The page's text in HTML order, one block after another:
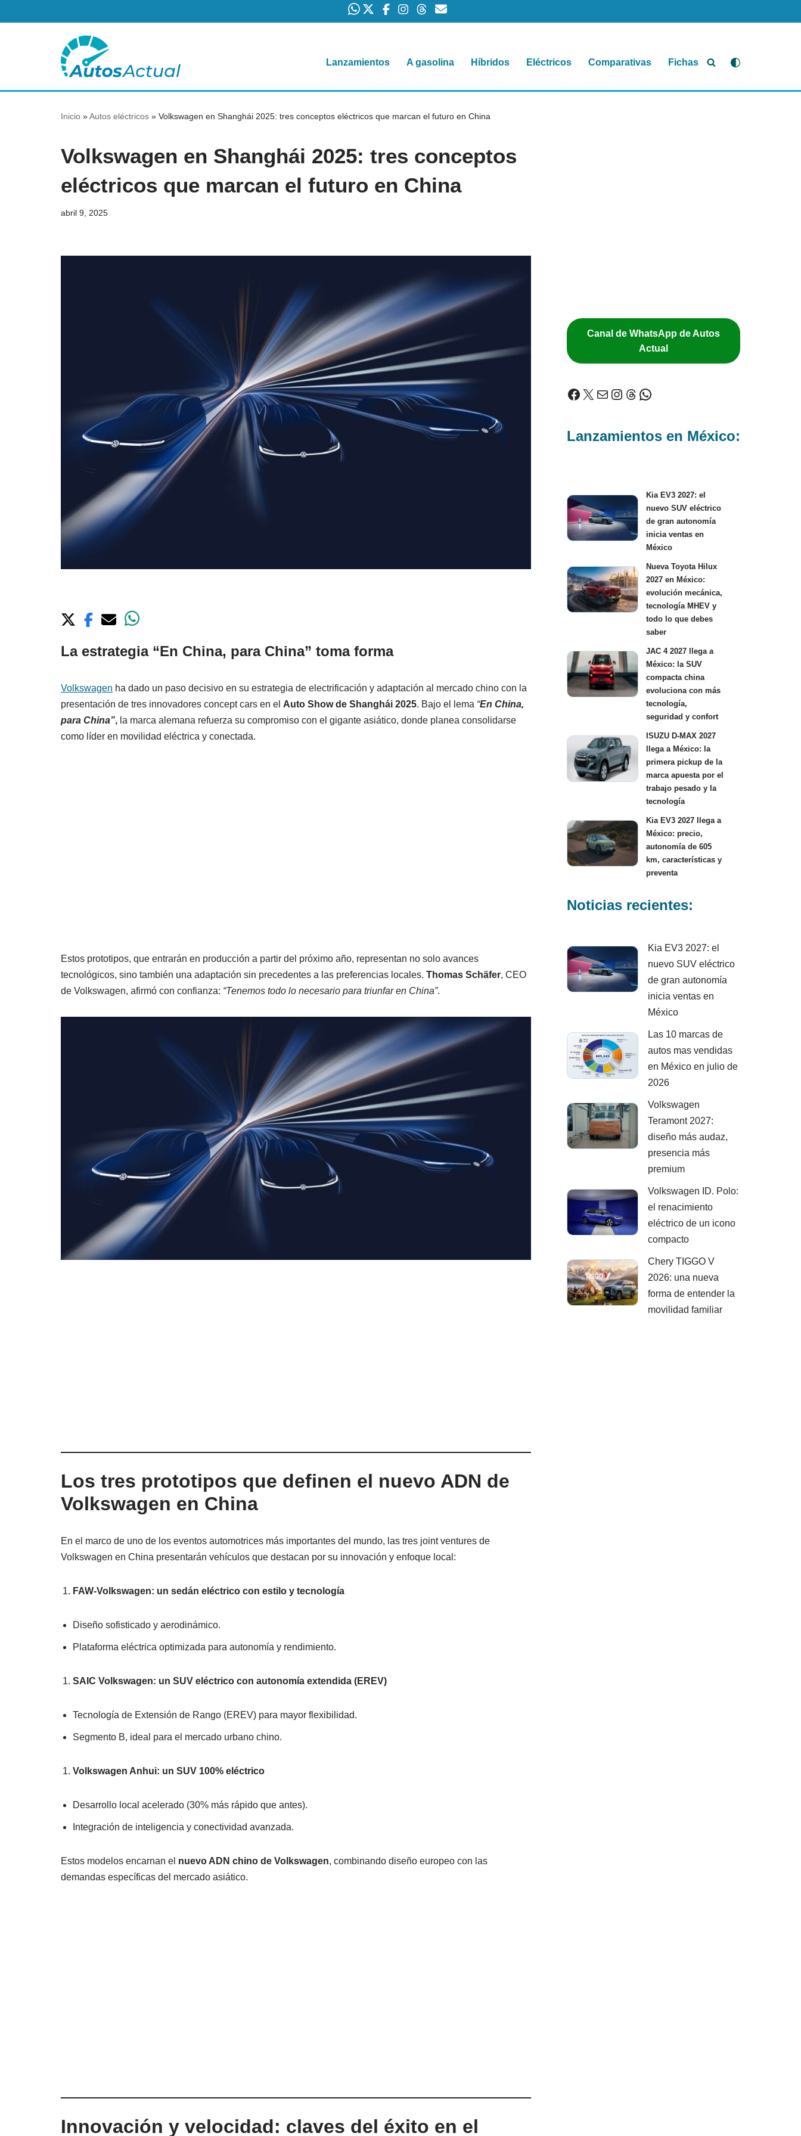
contenido
Lanzamientos A gasolina Híbridos Eléctricos Comparativas Fichas
Inicio »Autos eléctricos » Volkswagen en Shanghái 2025: tres conceptos eléctricos que marcan el futuro en China
Volkswagen en Shanghái 2025: tres conceptos
eléctricos que marcan el futuro en China
abril 9, 2025
La estrategia “En China, para China” toma forma
Volkswagen ha dado un paso decisivo en su estrategia de electrificación y adaptación al mercado chino con la
presentación de tres innovadores concept cars en el Auto Show de Shanghái 2025. Bajo el lema “En China,
para China”, la marca alemana refuerza su compromiso con el gigante asiático, donde planea consolidarse
como líder en movilidad eléctrica y conectada.
Estos prototipos, que entrarán en producción a partir del próximo año, representan no solo avances
tecnológicos, sino también una adaptación sin precedentes a las preferencias locales. Thomas Schäfer, CEO
de Volkswagen, afirmó con confianza: “Tenemos todo lo necesario para triunfar en China”.
Los tres prototipos que definen el nuevo ADN de
Volkswagen en China
En el marco de uno de los eventos automotrices más importantes del mundo, las tres joint ventures de
Volkswagen en China presentarán vehículos que destacan por su innovación y enfoque local:
FAW-Volkswagen: un sedán eléctrico con estilo y tecnología
Diseño sofisticado y aerodinámico.
Plataforma eléctrica optimizada para autonomía y rendimiento.
SAIC Volkswagen: un SUV eléctrico con autonomía extendida (EREV)
Tecnología de Extensión de Rango (EREV) para mayor flexibilidad.
Segmento B, ideal para el mercado urbano chino.
Volkswagen Anhui: un SUV 100% eléctrico
Desarrollo local acelerado (30% más rápido que antes).
Integración de inteligencia y conectividad avanzada.
Estos modelos encarnan el nuevo ADN chino de Volkswagen, combinando diseño europeo con las
demandas específicas del mercado asiático.
Innovación y velocidad: claves del éxito en el
Canal de WhatsApp de Autos
Actual
Lanzamientos en México:
Kia EV3 2027: el
nuevo SUV eléctrico
de gran autonomía
inicia ventas en
México
Nueva Toyota Hilux
2027 en México:
evolución mecánica,
tecnología MHEV y
todo lo que debes
saber
JAC 4 2027 llega a
México: la SUV
compacta china
evoluciona con más
tecnología,
seguridad y confort
ISUZU D-MAX 2027
llega a México: la
primera pickup de la
marca apuesta por el
trabajo pesado y la
tecnología
Kia EV3 2027 llega a
México: precio,
autonomía de 605
km, características y
preventa
Noticias recientes:
Kia EV3 2027: el
nuevo SUV eléctrico
de gran autonomía
inicia ventas en
México
Las 10 marcas de
autos mas vendidas
en México en julio de
2026
Volkswagen
Teramont 2027:
diseño más audaz,
presencia más
premium
Volkswagen ID. Polo:
el renacimiento
eléctrico de un icono
compacto
Chery TIGGO V
2026: una nueva
forma de entender la
movilidad familiar